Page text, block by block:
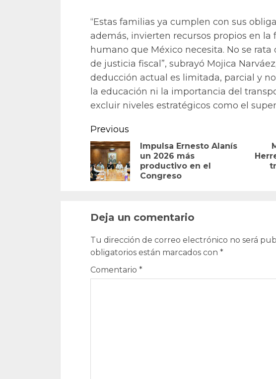
“Estas familias ya cumplen con sus
además, invierten recursos propios en
humano que México necesita. No se
de justicia fiscal”, subrayó Mojica
deducción actual es limitada, parcial y
la educación ni la importancia del
excluir niveles estratégicos como el
Continue
Reading
Previous
Impulsa Ernesto Alanís
un 2026 más
productivo en el
Congreso
Next
Deja un comentario
Tu dirección de correo electrónico no será
obligatorios están marcados con *
Comentario *